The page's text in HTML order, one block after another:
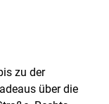
zu der
über die